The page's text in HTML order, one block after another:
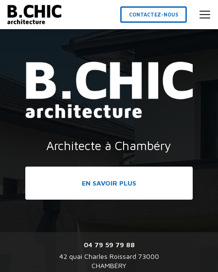
Aller
contenu
CONTACTEZ-NOUS
Architecte à Chambéry
EN SAVOIR PLUS
04 79 59 79 88
42 quai Charles Roissard 73000
CHAMBÉRY